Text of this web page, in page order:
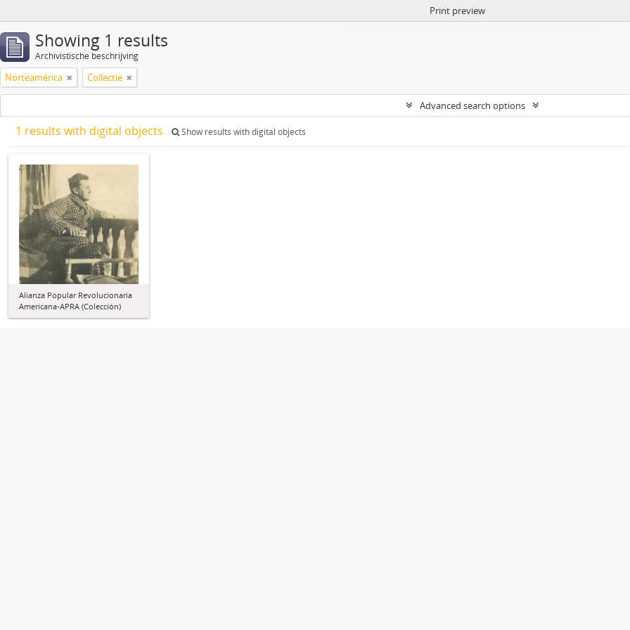
Print preview
Showing 1 results
Archivistische beschrijving
Norteamérica Collectie
Advanced search options
1 results with digital objects Show results with digital objects
Alianza Popular Revolucionaria
Americana-APRA (Colección)